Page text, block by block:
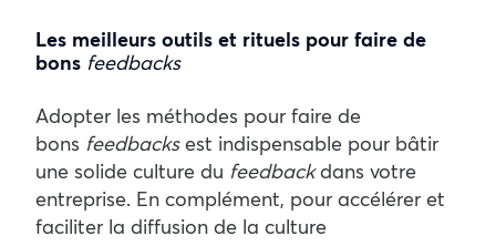
Les meilleurs outils et rituels pour faire de
bons feedbacks
Adopter les méthodes pour faire de
bons feedbacksest indispensable pour bâtir
une solide culture du feedbackdans votre
entreprise. En complément, pour accélérer et
faciliter la diffusion de la culture